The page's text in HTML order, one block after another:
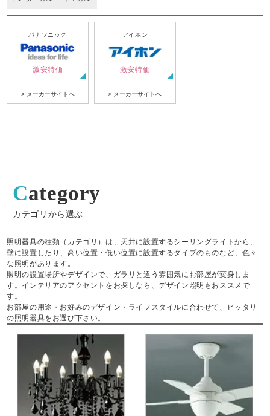
パナソニック
激安特価
> メーカーサイトへ
アイホン
激安特価
> メーカーサイトへ
Category
カテゴリから選ぶ
照明器具の種類（カテゴリ）は、天井に設置するシーリングライトから、
壁に設置したり、高い位置・低い位置に設置するタイプのものなど、色々
な照明があります。
照明の設置場所やデザインで、ガラリと違う雰囲気にお部屋が変身しま
す。インテリアのアクセントをお探しなら、デザイン照明もおススメで
す。
お部屋の用途・お好みのデザイン・ライフスタイルに合わせて、ピッタリ
の照明器具をお選び下さい。